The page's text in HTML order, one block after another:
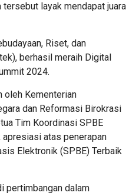
layak mendapat juara
Riset, dan
berhasil meraih Digital
2024.
oleh Kementerian
dan Reformasi Birokrasi
Tim Koordinasi SPBE
atas penerapan
Elektronik (SPBE) Terbaik
pertimbangan dalam